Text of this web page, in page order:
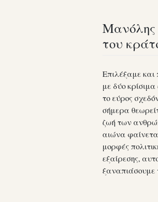
Μανόλης
του
Επιλέξαμε
με δύο
το εύρος
σήμερα
ζωή των
αιώνα
μορφές
εξαίρεσης,
ξαναπιάσουμε